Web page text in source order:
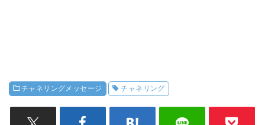
チャネリングメッセージ チャネリング